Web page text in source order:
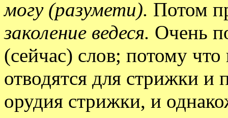
могу (разумети). Потом
заколение ведеся. Очень
(сейчас) слов; потому
отводятся для стрижки и
орудия стрижки, и